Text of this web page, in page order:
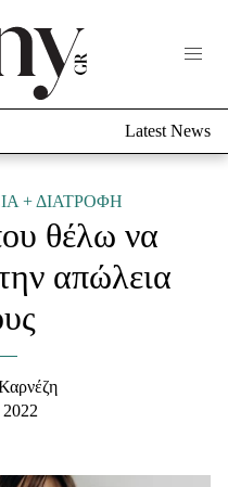
Latest News
+ ΔΙΑΤΡΟΦΗ
θέλω να
απώλεια
2022